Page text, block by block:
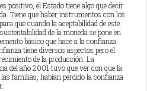
positivo, el Estado tiene algo que decir
Tiene que haber instrumentos con los
que cuando la aceptabilidad de este
de la moneda se pone en
básico que hace a la confianza.
tiene diversos aspectos pero el
de la producción. La
del año 2001 tuvo que ver con que la
familias, habían perdido la confianza